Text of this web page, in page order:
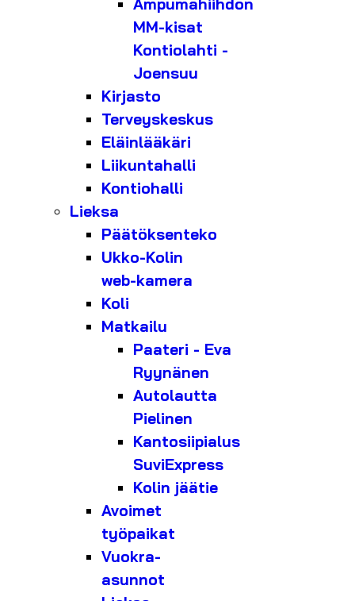
Ampumahiihdon
MM-kisat
Kontiolahti -
Joensuu
Kirjasto
Terveyskeskus
Eläinlääkäri
Liikuntahalli
Kontiohalli
Lieksa
Päätöksenteko
Ukko-Kolin
web-kamera
Koli
Matkailu
Paateri - Eva
Ryynänen
Autolautta
Pielinen
Kantosiipialus
SuviExpress
Kolin jäätie
Avoimet
työpaikat
Vuokra-
asunnot